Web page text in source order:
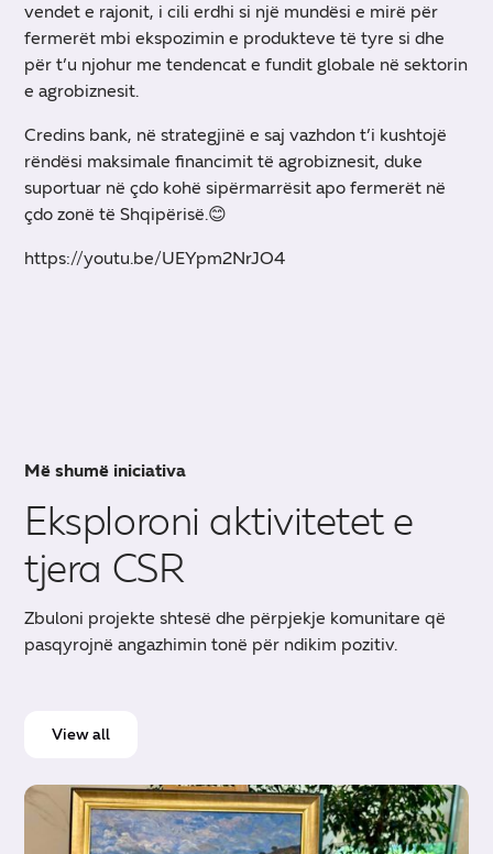
vendet e rajonit, i cili erdhi si një mundësi e mirë për
fermerët mbi ekspozimin e produkteve të tyre si dhe
për t’u njohur me tendencat e fundit globale në sektorin
e agrobiznesit.
Credins bank, në strategjinë e saj vazhdon t’i kushtojë
rëndësi maksimale financimit të agrobiznesit, duke
suportuar në çdo kohë sipërmarrësit apo fermerët në
çdo zonë të Shqipërisë.😊
https://youtu.be/UEYpm2NrJO4
Më shumë iniciativa
Eksploroni aktivitetet e
tjera CSR
Zbuloni projekte shtesë dhe përpjekje komunitare që
pasqyrojnë angazhimin tonë për ndikim pozitiv.
View all